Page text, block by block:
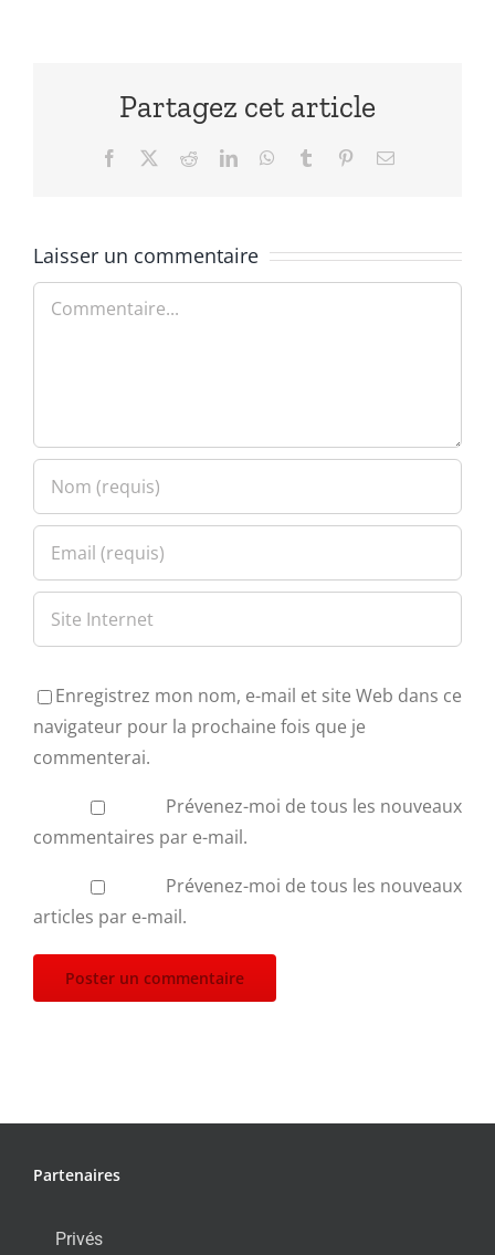
Partagez cet article
Facebook RedditLinkedInWhatsApp
Tumblr PinterestEmail
Laisser un commentaire
Commentaire
Enregistrez mon nom, e-mail et site Web dans ce
navigateur pour la prochaine fois que je
commenterai.
Prévenez-moi de tous les nouveaux
commentaires par e-mail.
Prévenez-moi de tous les nouveaux
articles par e-mail.
Partenaires
Privés